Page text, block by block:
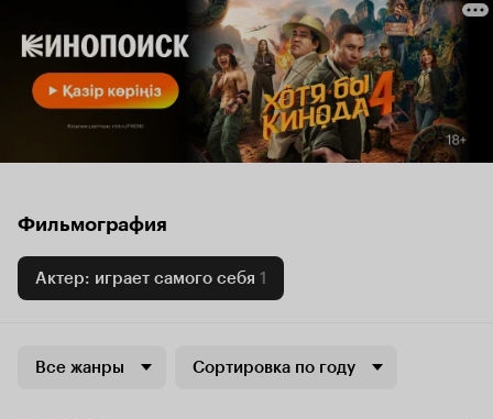
Фильмография
Актер: играет самого себя 1
Все жанры Сортировка по году